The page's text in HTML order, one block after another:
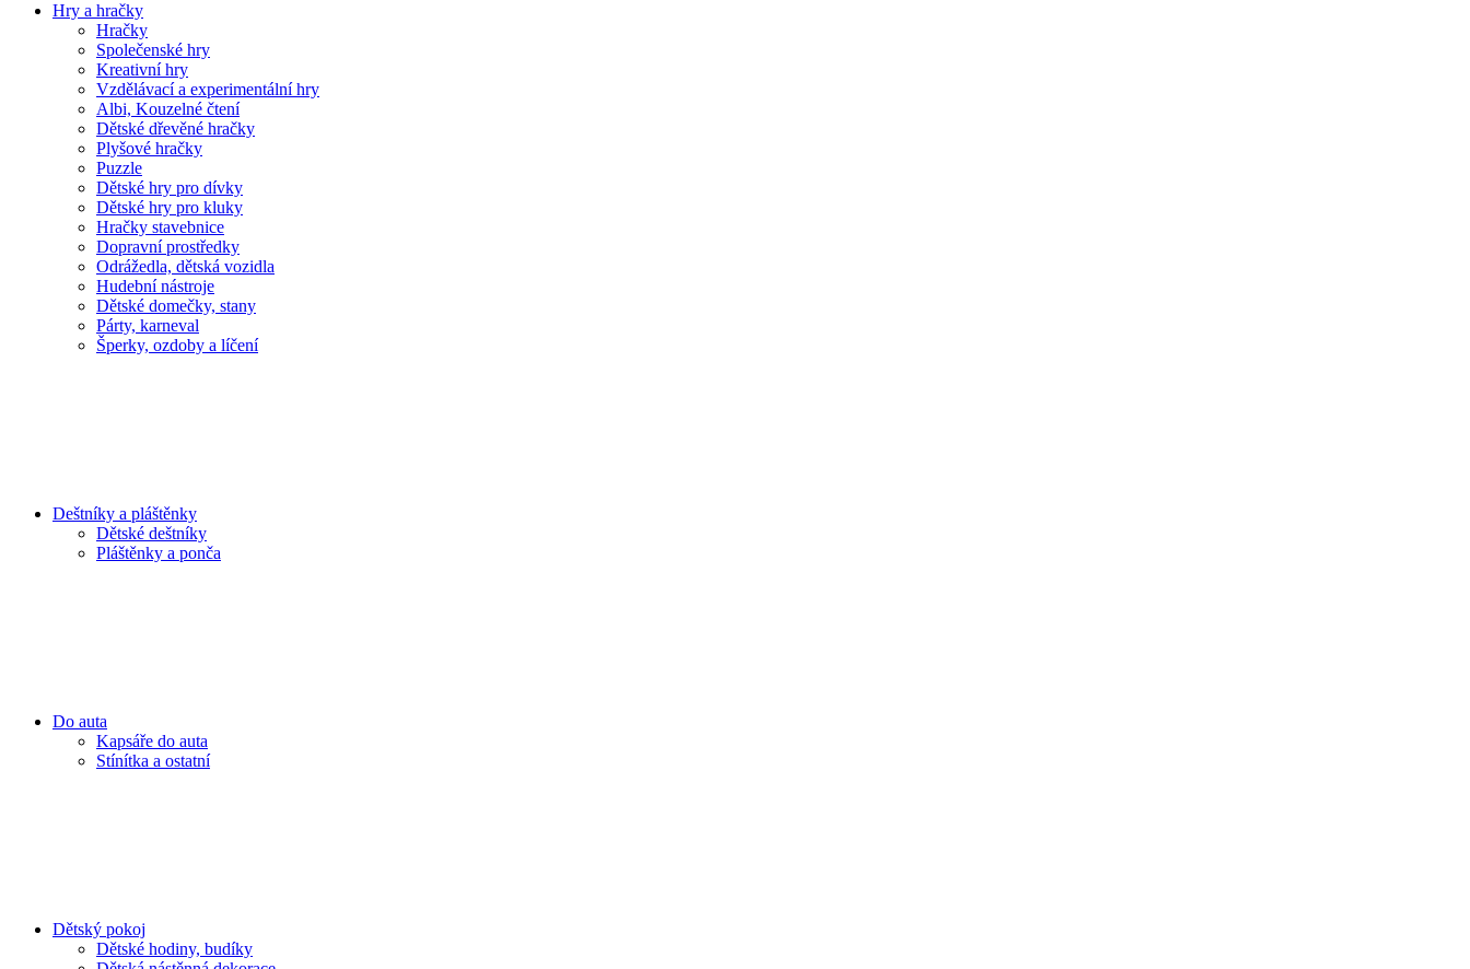
Hry a hračky
Hračky
Společenské hry
Kreativní hry
Vzdělávací a experimentální hry
Albi, Kouzelné čtení
Dětské dřevěné hračky
Plyšové hračky
Puzzle
Dětské hry pro dívky
Dětské hry pro kluky
Hračky stavebnice
Dopravní prostředky
Odrážedla, dětská vozidla
Hudební nástroje
Dětské domečky, stany
Párty, karneval
Šperky, ozdoby a líčení
Deštníky a pláštěnky
Dětské deštníky
Pláštěnky a ponča
Do auta
Kapsáře do auta
Stínítka a ostatní
Dětský pokoj
Dětské hodiny, budíky